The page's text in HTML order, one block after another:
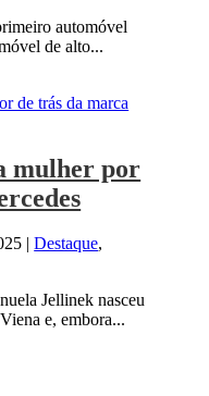
automóvel
de alto...
mulher por
|Destaque,
Jellinek nasceu
e, embora...